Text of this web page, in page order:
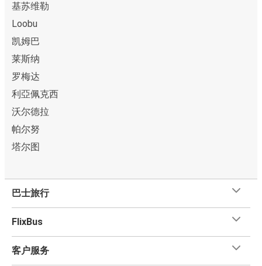
基苏维勒
Loobu
凯姆巴
莱斯纳
罗梅达
利亞佩克西
沃尔德拉
帕尔努
塔尔图
巴士旅行
FlixBus
客户服务